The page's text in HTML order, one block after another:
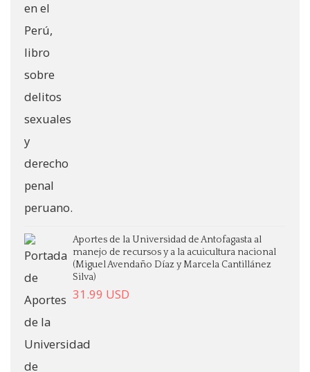
Aportes de la Universidad de Antofagasta al
manejo de recursos y a la acuicultura nacional
(Miguel Avendaño Díaz y Marcela Cantillánez
Silva)
31.99 USD